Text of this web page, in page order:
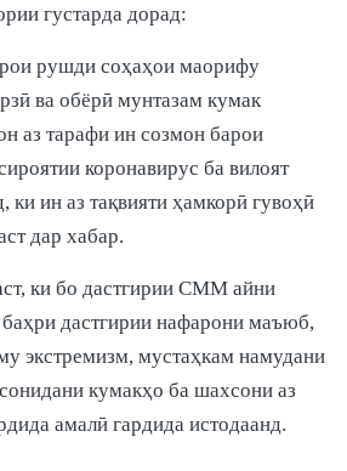
густарда дорад:
рушди соҳаҳои маорифу
ва обёрӣ мунтазам кумак
аз тарафи ин созмон барои
коронавирус ба вилоят
ки ин аз тақвияти ҳамкорӣ гувоҳӣ
дар хабар.
ки бо дастгирии СММ айни
дастгирии нафарони маъюб,
экстремизм, мустаҳкам намудани
кумакҳо ба шахсони аз
амалӣ гардида истодаанд.